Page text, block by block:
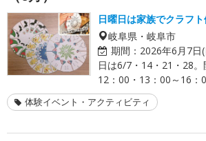
日曜日は家族でクラフト
岐阜県・岐阜市
期間： 2026年6月7
日は6/7・14・21・28
12：00・13：00～16：
体験イベント・アクティビティ